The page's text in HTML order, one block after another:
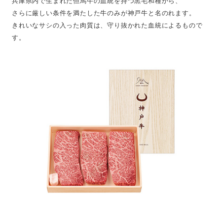
さらに厳しい条件を満たした牛のみが神戸牛と名のれます。
きれいなサシの入った肉質は、守り抜かれた血統によるもので
す。